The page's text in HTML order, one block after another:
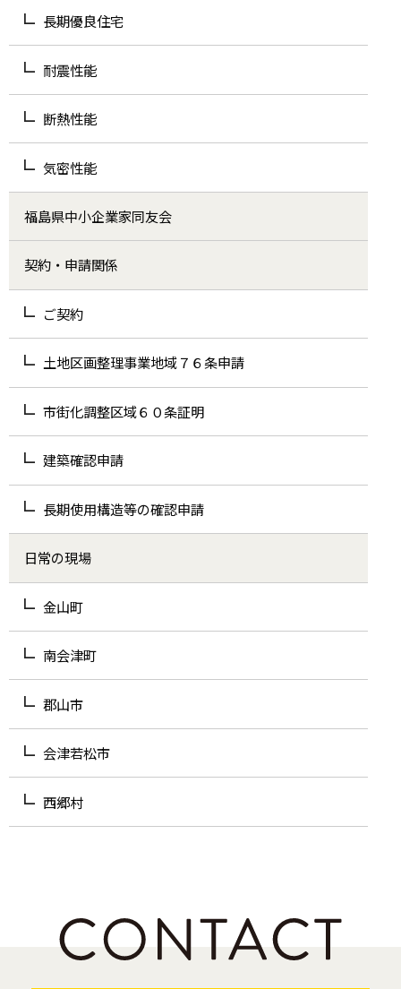
長期優良住宅
耐震性能
断熱性能
気密性能
福島県中小企業家同友会
契約・申請関係
ご契約
土地区画整理事業地域７６条申請
市街化調整区域６０条証明
建築確認申請
長期使用構造等の確認申請
日常の現場
金山町
南会津町
郡山市
会津若松市
西郷村